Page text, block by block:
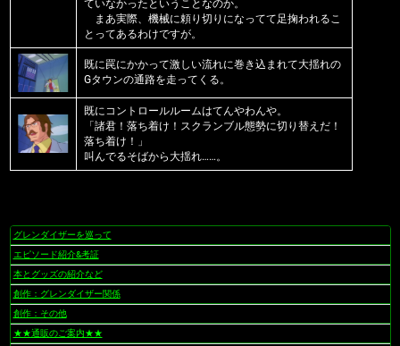
ていなかったということなのか。
まあ実際、機械に頼り切りになってて足掬われるこ
とってあるわけですが。
既に罠にかかって激しい流れに巻き込まれて大揺れの
Gタウンの通路を走ってくる。
既にコントロールルームはてんやわんや。
「諸君！落ち着け！スクランブル態勢に切り替えだ！
落ち着け！」
叫んでるそばから大揺れ……。
ナ
ビ
ゲ
ー
シ
ョ
ン
グレンダイザーを巡って
エピソード紹介&考証
本とグッズの紹介など
創作：グレンダイザー関係
創作：その他
★★通販のご案内★★